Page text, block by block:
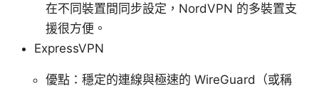
在不同裝置間同步設定，NordVPN 的多裝置支
援很方便。
ExpressVPN
優點：穩定的連線與極速的 WireGuard（或稱